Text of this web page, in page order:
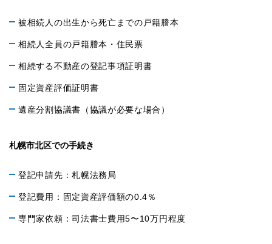
被相続人の出生から死亡までの戸籍謄本
相続人全員の戸籍謄本・住民票
相続する不動産の登記事項証明書
固定資産評価証明書
遺産分割協議書（協議が必要な場合）
札幌市北区での手続き
登記申請先：札幌法務局
登記費用：固定資産評価額の0.4％
専門家依頼：司法書士費用5〜10万円程度